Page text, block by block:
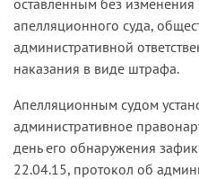
апелляционного суда,
административной
наказания в виде штрафа.
Апелляционным судом
административное
день его обнаружения
22.04.15, протокол об